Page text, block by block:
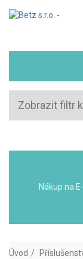
Zobrazit filtr
Nákup na
Úvod